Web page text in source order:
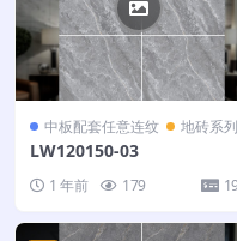
中板配套任意连纹 地砖系列
LW120150-03
1 年前 179